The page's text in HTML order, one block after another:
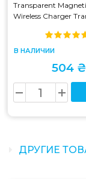
Transparent
Wireless Charger
В НАЛИЧИИ
504 ₴
ДРУГИЕ